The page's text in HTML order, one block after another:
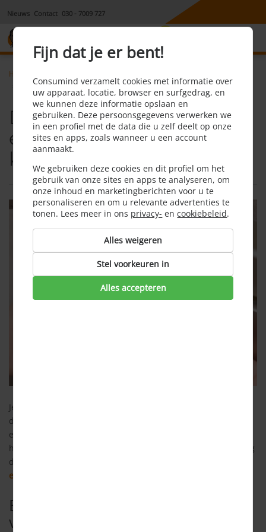
Nieuws Contact 030 - 7009 727
Home
De goedkoopste energiemaatschappij kiezen via consumind
De goedkoopste
energiemaatschappij
kiezen via Consumind
Je wilt zo goedkoop mogelijk energie afnemen, zonder dat je
daar veel gedoe bij ervaart. De goedkoopste
energiemaatschappij kiezen kan lastig zijn als je niet weet
hoe je deze het beste kunt vinden.
is de oplossing
die Consumind u aanbiedt: je kunt via ons
energiemaatschappijen vergelijken
Energiemaatschappijen
vergelijken in Nederland
Fijn dat je er bent!
Consumind verzamelt cookies met informatie over
uw apparaat, locatie, browser en surfgedrag, en
we kunnen deze informatie opslaan en
gebruiken. Deze persoonsgegevens verwerken we
in een profiel met de data die u zelf deelt op onze
sites en apps, zoals wanneer u een account
aanmaakt.
We gebruiken deze cookies en dit profiel om het
gebruik van onze sites en apps te analyseren, om
onze inhoud en marketingberichten voor u te
personaliseren en om u relevante advertenties te
tonen. Lees meer in ons privacy- encookiebeleid.
Alles weigeren
Stel voorkeuren in
Alles accepteren